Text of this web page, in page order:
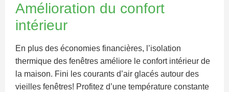
Amélioration du confort
intérieur
En plus des économies financières, l’isolation
thermique des fenêtres améliore le confort intérieur de
la maison. Fini les courants d’air glacés autour des
vieilles fenêtres! Profitez d’une température constante